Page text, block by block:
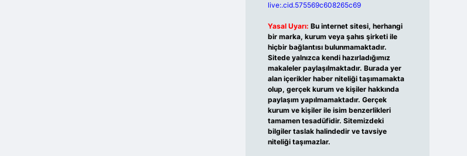
live:.cid.575569c608265c69
Yasal Uyarı: Bu internet sitesi, herhangi
bir marka, kurum veya şahıs şirketi ile
hiçbir bağlantısı bulunmamaktadır.
Sitede yalnızca kendi hazırladığımız
makaleler paylaşılmaktadır. Burada yer
alan içerikler haber niteliği taşımamakta
olup, gerçek kurum ve kişiler hakkında
paylaşım yapılmamaktadır. Gerçek
kurum ve kişiler ile isim benzerlikleri
tamamen tesadüfidir. Sitemizdeki
bilgiler taslak halindedir ve tavsiye
niteliği taşımazlar.